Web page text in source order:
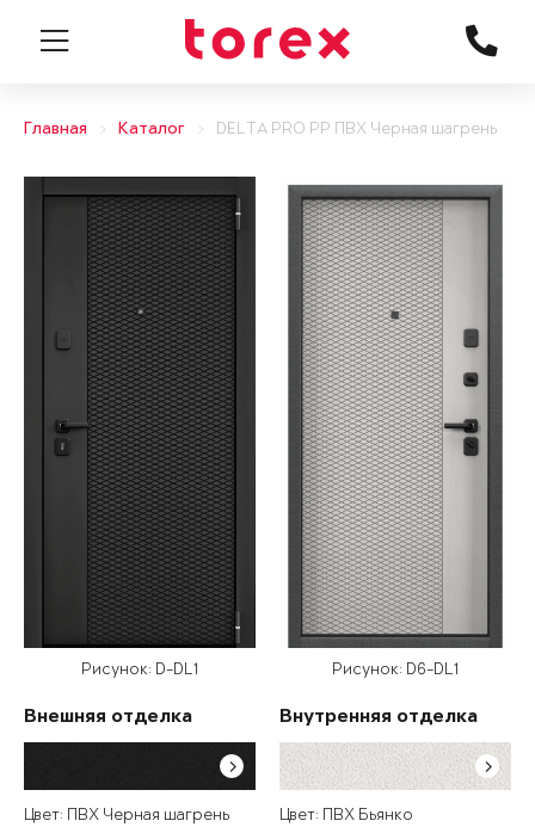
Главная Каталог DELTA PRO PP ПВХ Черная шагрень
Рисунок: D-DL1
Внешняя отделка
Цвет: ПВХ Черная шагрень
Рисунок: D6-DL1
Внутренняя отделка
Цвет: ПВХ Бьянко